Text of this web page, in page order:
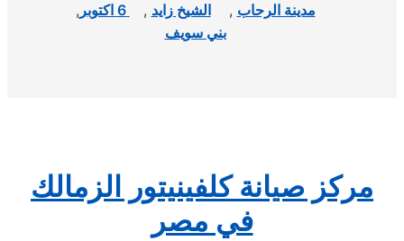
مدينة الرحاب ,الشيخ زايد , 6 اكتوبر
,
بني سويف
مركز صيانة كلفينيتور الزمالك
في مصر